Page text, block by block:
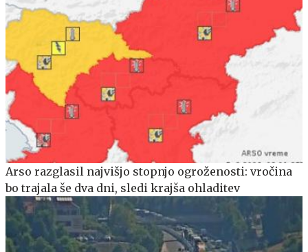
Arso razglasil najvišjo stopnjo ogroženosti: vročina
bo trajala še dva dni, sledi krajša ohladitev